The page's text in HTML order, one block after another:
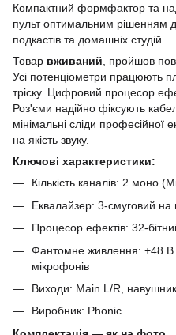
Компактний формфактор та
пульт оптимальним рішенням
подкастів та домашніх студій.
Товар вживаний, пройшов
Усі потенціометри працюють
тріску. Цифровий процесор
Роз'єми надійно фіксують
мінімальні сліди професійної
на якість звуку.
Ключові характеристики:
Кількість каналів: 2 моно
Еквалайзер: 3-смуговий
Процесор ефектів: 32-
Фантомне живлення: +48 В
мікрофонів
Виходи: Main L/R,
Виробник: Phonic